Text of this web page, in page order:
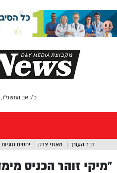
כ"ג אב התשפ"ו, 06/08/2026
דבר העורך מאזני צדק יחסים וזוגיות
“מיקי זוהר הכניס